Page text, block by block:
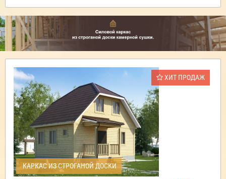
ХИТ ПРОДАЖ
КАРКАС ИЗ СТРОГАНОЙ ДОСКИ